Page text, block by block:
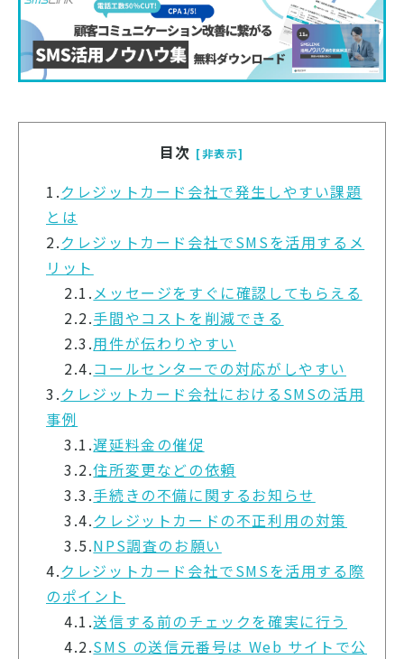
目次 [非表示]
1.クレジットカード会社で発生しやすい課題
とは
2.クレジットカード会社でSMSを活用するメ
リット
2.1.メッセージをすぐに確認してもらえる
2.2.手間やコストを削減できる
2.3.用件が伝わりやすい
2.4.コールセンターでの対応がしやすい
3.クレジットカード会社におけるSMSの活用
事例
3.1.遅延料金の催促
3.2.住所変更などの依頼
3.3.手続きの不備に関するお知らせ
3.4.クレジットカードの不正利用の対策
3.5.NPS調査のお願い
4.クレジットカード会社でSMSを活用する際
のポイント
4.1.送信する前のチェックを確実に行う
4.2.SMS の送信元番号は Web サイトで公